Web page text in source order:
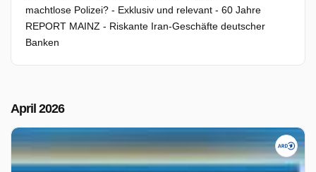
machtlose Polizei? - Exklusiv und relevant - 60 Jahre
REPORT MAINZ - Riskante Iran-Geschäfte deutscher
Banken
April 2026